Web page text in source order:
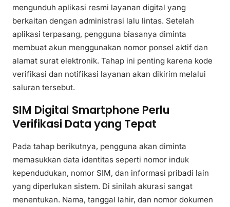
mengunduh aplikasi resmi layanan digital yang
berkaitan dengan administrasi lalu lintas. Setelah
aplikasi terpasang, pengguna biasanya diminta
membuat akun menggunakan nomor ponsel aktif dan
alamat surat elektronik. Tahap ini penting karena kode
verifikasi dan notifikasi layanan akan dikirim melalui
saluran tersebut.
SIM Digital Smartphone Perlu
Verifikasi Data yang Tepat
Pada tahap berikutnya, pengguna akan diminta
memasukkan data identitas seperti nomor induk
kependudukan, nomor SIM, dan informasi pribadi lain
yang diperlukan sistem. Di sinilah akurasi sangat
menentukan. Nama, tanggal lahir, dan nomor dokumen